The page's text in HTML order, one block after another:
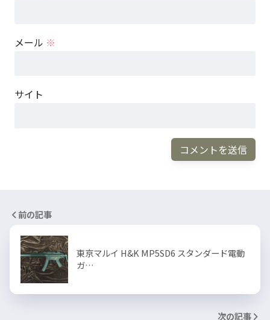
メール ※
サイト
前の記事
東京マルイ H&K MP5SD6 スタンダード電動
ガ…
次の記事